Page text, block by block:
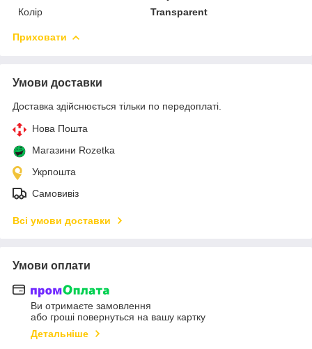
Колір
Transparent
Приховати
Умови доставки
Доставка здійснюється тільки по передоплаті.
Нова Пошта
Магазини Rozetka
Укрпошта
Самовивіз
Всі умови доставки
Умови оплати
Ви отримаєте замовлення
або гроші повернуться на вашу картку
Детальніше